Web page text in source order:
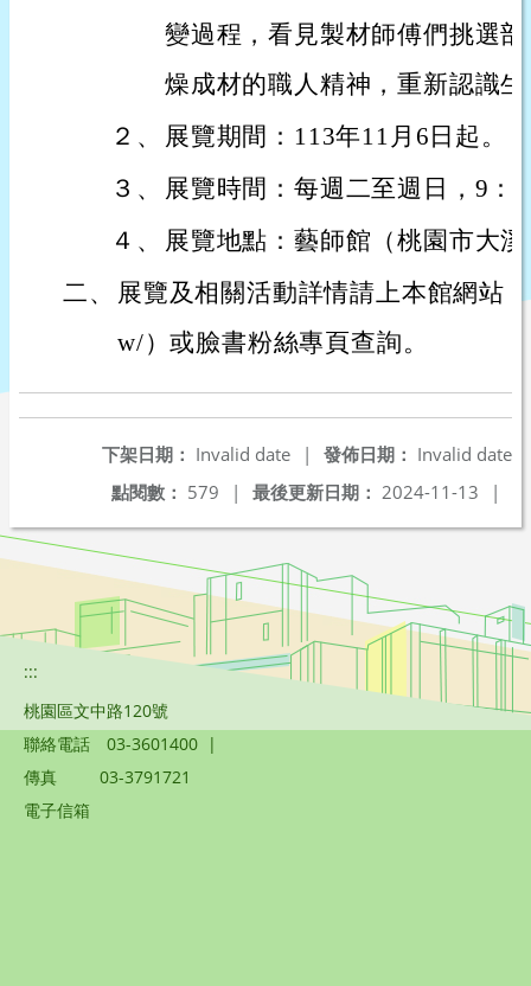
變過程，看見製材師傅們挑選
燥成材的職人精神，重新認識
２、
展覽期間：113年11月6日起。
３、
展覽時間：每週二至週日，9：
４、
展覽地點：藝師館（桃園市大
二、
展覽及相關活動詳情請上本館網站
w/）或臉書粉絲專頁查詢。
發佈日期： Invalid date
下架日期： Invalid date
|
最後更新日期： 2024-11-13 |
點閱數： 579 |
:::
桃園區文中路120號
聯絡電話
03-3601400 |
傳真
03-3791721
電子信箱